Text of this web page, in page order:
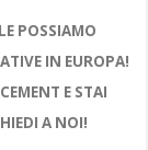
POSSIAMO
IN EUROPA!
E STAI
A NOI!